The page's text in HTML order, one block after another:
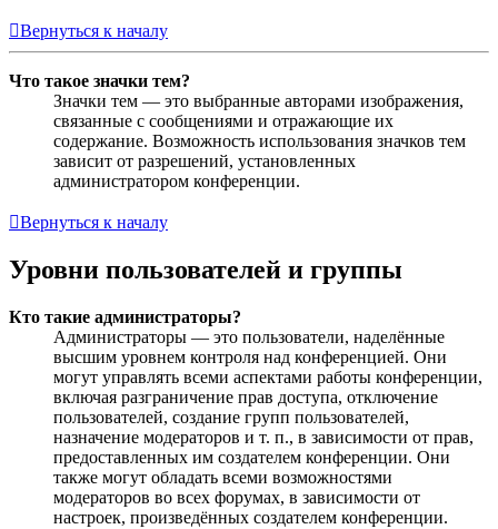
Вернуться к началу
Что такое значки тем?
Значки тем — это выбранные авторами изображения,
связанные с сообщениями и отражающие их
содержание. Возможность использования значков тем
зависит от разрешений, установленных
администратором конференции.
Вернуться к началу
Уровни пользователей и группы
Кто такие администраторы?
Администраторы — это пользователи, наделённые
высшим уровнем контроля над конференцией. Они
могут управлять всеми аспектами работы конференции,
включая разграничение прав доступа, отключение
пользователей, создание групп пользователей,
назначение модераторов и т. п., в зависимости от прав,
предоставленных им создателем конференции. Они
также могут обладать всеми возможностями
модераторов во всех форумах, в зависимости от
настроек, произведённых создателем конференции.